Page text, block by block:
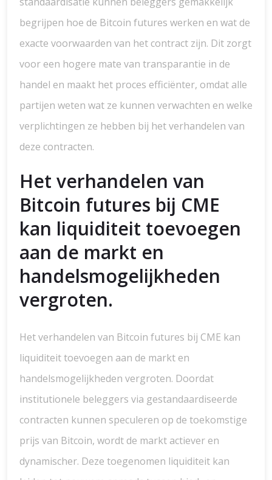
begrijpen hoe de Bitcoin futures werken en wat de
exacte voorwaarden van het contract zijn. Dit zorgt
voor een hogere mate van transparantie in de
handel en maakt het proces efficiënter, omdat alle
partijen weten wat ze kunnen verwachten en welke
verplichtingen ze hebben bij het verhandelen van
deze contracten.
Het verhandelen van
Bitcoin futures bij CME
kan liquiditeit toevoegen
aan de markt en
handelsmogelijkheden
vergroten.
Het verhandelen van Bitcoin futures bij CME kan
liquiditeit toevoegen aan de markt en
handelsmogelijkheden vergroten. Doordat
institutionele beleggers via gestandaardiseerde
contracten kunnen speculeren op de toekomstige
prijs van Bitcoin, wordt de markt actiever en
dynamischer. Deze toegenomen liquiditeit kan